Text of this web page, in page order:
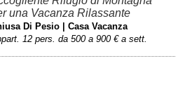
una Vacanza Rilassante
Di Pesio | Casa Vacanza
12 pers. da 500 a 900 € a sett.